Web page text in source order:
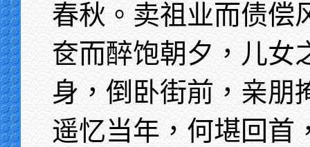
春秋。卖祖业而债偿
奁而醉饱朝夕，儿女
身，倒卧街前，亲朋
遥忆当年，何堪回首